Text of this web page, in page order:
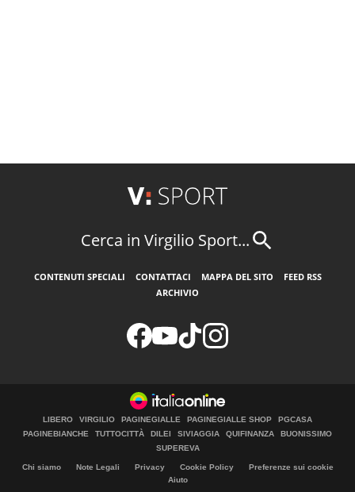
Cerca in Virgilio Sport...
CONTENUTI SPECIALI CONTATTACI MAPPA DEL SITO
FEED RSS
ARCHIVIO
LIBERO VIRGILIO PAGINEGIALLE PAGINEGIALLE SHOP
PGCASA
PAGINEBIANCHE
TUTTOCITTÀ DILEI SIVIAGGIA QUIFINANZA
BUONISSIMO
SUPEREVA
Chi siamo Note Legali Privacy Cookie Policy
Preferenze sui cookie
Aiuto